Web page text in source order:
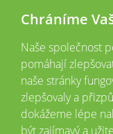
2026 ©
Tyto webové stránky
Chráníme
Naše společnost
pomáhají
naše stránky
zlepšovaly a
dokážeme lépe
být zajímavý a